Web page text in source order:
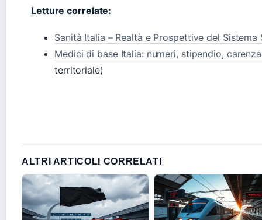
Letture correlate:
Sanità Italia – Realtà e Prospettive del Sistema
Medici di base Italia: numeri, stipendio,
territoriale)
ALTRI ARTICOLI CORRELATI